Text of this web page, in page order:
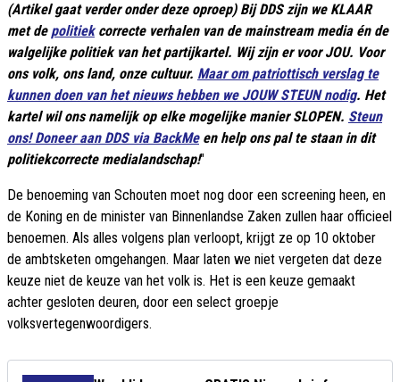
(Artikel gaat verder onder deze oproep) Bij DDS zijn we KLAAR
met de politiekcorrecte verhalen van de mainstream media én de
walgelijke politiek van het partijkartel. Wij zijn er voor JOU. Voor
ons volk, ons land, onze cultuur. Maar om patriottisch verslag te
kunnen doen van het nieuws hebben we JOUW STEUN nodig. Het
kartel wil ons namelijk op elke mogelijke manier SLOPEN. Steun
ons! Doneer aan DDS via BackMeen help ons pal te staan in dit
politiekcorrecte medialandschap!"
De benoeming van Schouten moet nog door een screening heen, en
de Koning en de minister van Binnenlandse Zaken zullen haar officieel
benoemen. Als alles volgens plan verloopt, krijgt ze op 10 oktober
de ambtsketen omgehangen. Maar laten we niet vergeten dat deze
keuze niet de keuze van het volk is. Het is een keuze gemaakt
achter gesloten deuren, door een select groepje
volksvertegenwoordigers.